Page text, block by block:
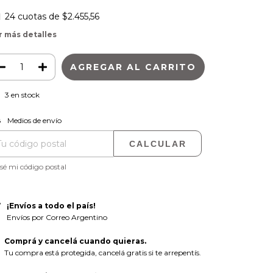
24 cuotas de $2.455,56
más detalles
3 en stock
para el CP:
Medios de envío
CALCULAR
mi código postal
¡Envíos a todo el país!
Envíos por Correo Argentino
Comprá y cancelá cuando quieras.
Tu compra está protegida, cancelá gratis si te arrepentís.